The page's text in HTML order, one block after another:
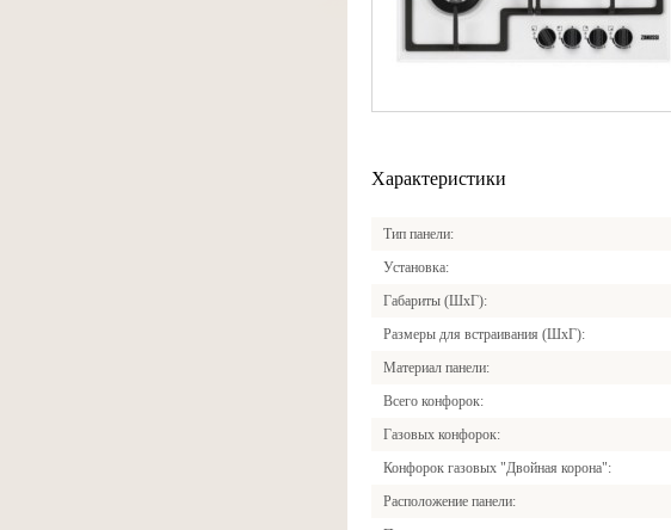
Характеристики
Тип панели
Установка
Габариты (ШхГ)
Размеры для встраивания (ШхГ)
Материал панели
Всего конфорок
Газовых конфорок
Конфорок газовых "Двойная корона"
Расположение панели